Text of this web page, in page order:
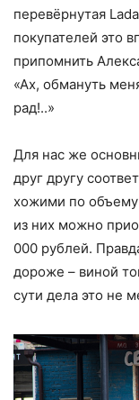
перевёрнутая
покупателей это
припомнить
«Ах, обмануть
рад!..»
Для нас же
друг другу
хожими по
из них можно
000 рублей.
дороже – виной
сути дела это не